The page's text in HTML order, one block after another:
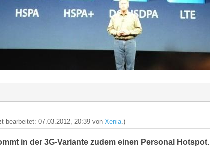
bearbeitet: 07.03.2012, 20:39 von Xenia.)
in der 3G-Variante zudem einen Personal Hotspot.